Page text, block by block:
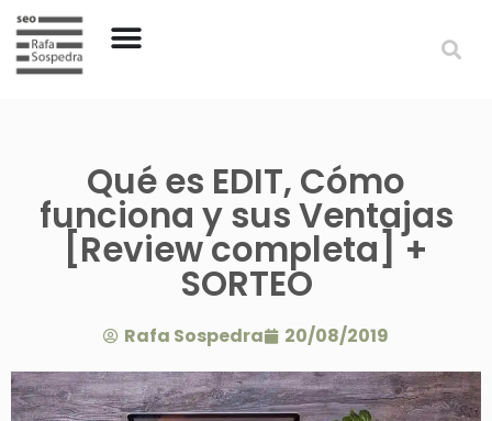
Qué es EDIT, Cómo
funciona y sus Ventajas
[Review completa] +
SORTEO
Rafa Sospedra 20/08/2019